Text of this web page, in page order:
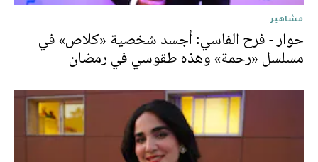
مشاهير
حوار - فرح الفاسي: أجسد شخصية «كلاص» في
مسلسل «رحمة» وهذه طقوسي في رمضان